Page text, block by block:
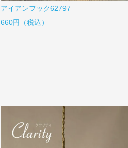
アイアンフック62797
660円（税込）